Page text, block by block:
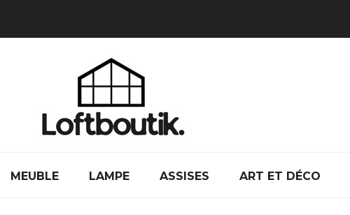
MEUBLE LAMPE ASSISES ART ET DÉCO